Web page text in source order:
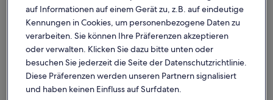
auf Informationen auf einem Gerät zu, z.B. auf eindeutige
Kennungen in Cookies, um personenbezogene Daten zu
verarbeiten. Sie können Ihre Präferenzen akzeptieren
oder verwalten. Klicken Sie dazu bitte unten oder
besuchen Sie jederzeit die Seite der Datenschutzrichtlinie.
Diese Präferenzen werden unseren Partnern signalisiert
und haben keinen Einfluss auf Surfdaten.